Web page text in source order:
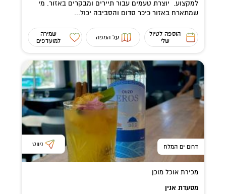
למקצוע. יוצרת טעמים עבור תיירים ומבקרים באזור. מי
שמתארח באזור כיכר סדום והסביבה יכול...
הוספה לטיול
שלי
על המפה
שמירה
למועדפים
דרום ים המלח ניווט
מכירת אוכל מוכן
מסעדת אנין